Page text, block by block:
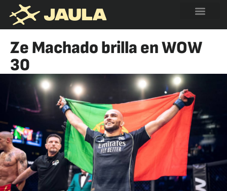
Ze Machado brilla en WOW
30